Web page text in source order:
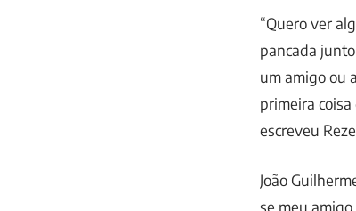
“Quero ver
pancada
um amigo ou
primeira coisa
escreveu
João
se meu